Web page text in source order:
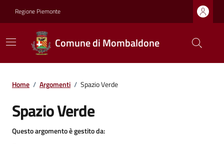
Regione Piemonte
Comune di Mombaldone
Home / Argomenti / Spazio Verde
Spazio Verde
Questo argomento è gestito da: